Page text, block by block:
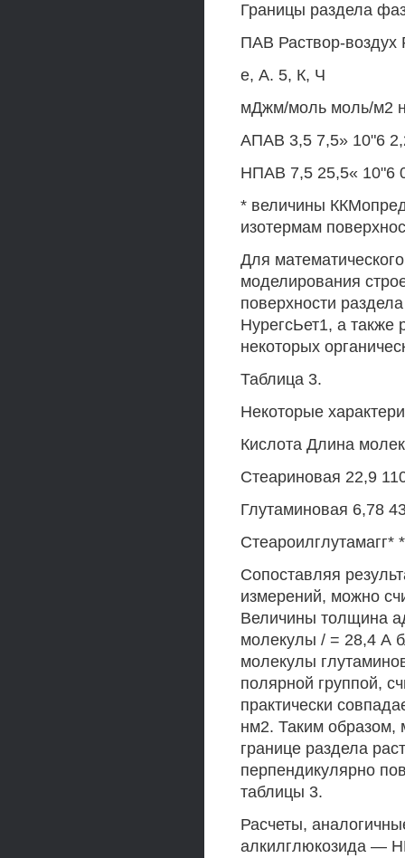
Границы раздела
ПАВ Раствор-воздух
е, А. 5, К, Ч
мДжм/моль моль/м2
АПАВ 3,5 7,5» 10"6
НПАВ 7,5 25,5« 10"6
* величины
изотермам
Для
моделирования
поверхности
НурегсЬет1, а также
некоторых
Таблица 3.
Некоторые
Кислота Длина
Стеариновая 22,9
Глутаминовая 6,78
Стеароилглутамагг*
Сопоставляя
измерений, можно
Величины толщина
молекулы / = 28,4 А
молекулы
полярной группой,
практически
нм2. Таким образом,
границе раздела
перпендикулярно
таблицы 3.
Расчеты,
алкилглюкозида —